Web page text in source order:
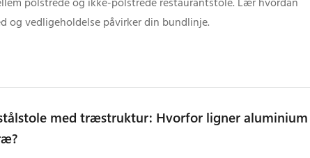
polstrede og ikke-polstrede restaurantstole. Lær hvordan
og vedligeholdelse påvirker din bundlinje.
med træstruktur: Hvorfor ligner aluminium